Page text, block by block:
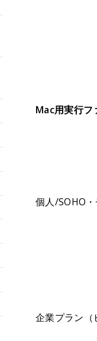
Mac用実行フ
個人/SOHO
企業プラン（